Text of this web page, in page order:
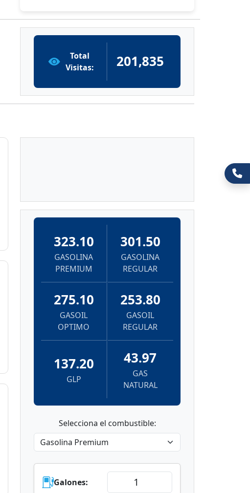
Total
Visitas:
201,835
323.10
GASOLINA
PREMIUM
301.50
GASOLINA
REGULAR
275.10
GASOIL
OPTIMO
253.80
GASOIL
REGULAR
137.20
GLP
43.97
GAS
NATURAL
Selecciona el combustible:
Galones: